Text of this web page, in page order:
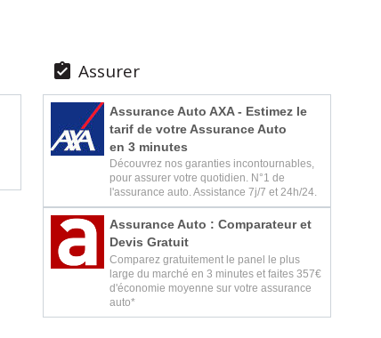
 Assurer
Assurance Auto AXA - Estimez le
tarif de votre Assurance Auto
en 3 minutes
Découvrez nos garanties incontournables,
pour assurer votre quotidien. N°1 de
l'assurance auto. Assistance 7j/7 et 24h/24.
Assurance Auto : Comparateur et
Devis Gratuit
Comparez gratuitement le panel le plus
large du marché en 3 minutes et faites 357€
d'économie moyenne sur votre assurance
auto*